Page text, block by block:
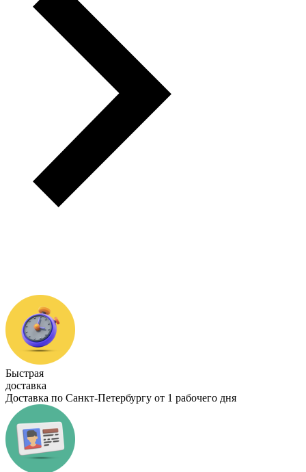
Быстрая
доставка
Доставка по Санкт-Петербургу от 1 рабочего дня